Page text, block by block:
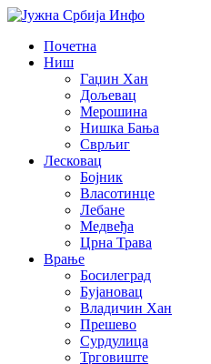
Почетна
Ниш
Гаџин Хан
Дољевац
Мерошина
Нишка Бања
Сврљиг
Лесковац
Бојник
Власотинце
Лебане
Медвеђа
Црна Трава
Врање
Босилеград
Бујановац
Владичин Хан
Прешево
Сурдулица
Трговиште